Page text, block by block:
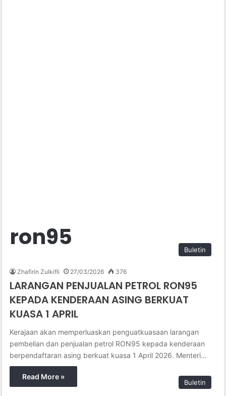
ron95 Buletin
Zhafirin Zulkifli 27/03/2026 376
LARANGAN PENJUALAN PETROL RON95
KEPADA KENDERAAN ASING BERKUAT
KUASA 1 APRIL
Kerajaan akan memperluaskan penguatkuasaan larangan
pembelian dan penjualan petrol RON95 kepada kenderaan
berpendaftaran asing berkuat kuasa 1 April 2026. Menteri…
Read More »
Buletin